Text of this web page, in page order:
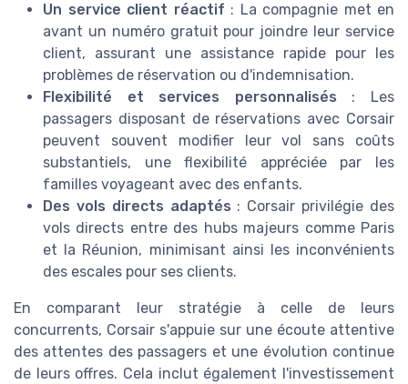
Un service client réactif : La compagnie met en
avant un numéro gratuit pour joindre leur service
client, assurant une assistance rapide pour les
problèmes de réservation ou d'indemnisation.
Flexibilité et services personnalisés : Les
passagers disposant de réservations avec Corsair
peuvent souvent modifier leur vol sans coûts
substantiels, une flexibilité appréciée par les
familles voyageant avec des enfants.
Des vols directs adaptés : Corsair privilégie des
vols directs entre des hubs majeurs comme Paris
et la Réunion, minimisant ainsi les inconvénients
des escales pour ses clients.
En comparant leur stratégie à celle de leurs
concurrents, Corsair s'appuie sur une écoute attentive
des attentes des passagers et une évolution continue
de leurs offres. Cela inclut également l'investissement